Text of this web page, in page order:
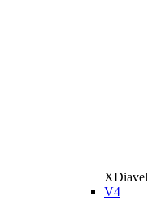
XDiavel
V4